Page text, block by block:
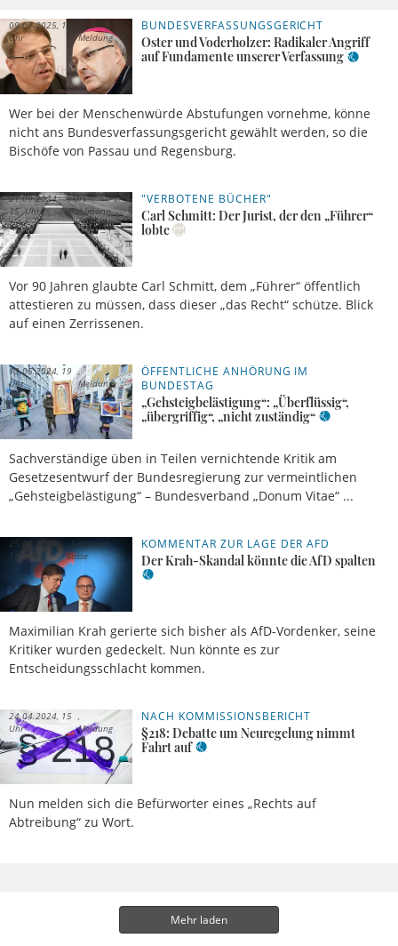
BUNDESVERFASSUNGSGERICHT
Oster und Voderholzer: Radikaler Angriff
auf Fundamente unserer Verfassung
Wer bei der Menschenwürde Abstufungen vornehme, könne
nicht ans Bundesverfassungsgericht gewählt werden, so die
Bischöfe von Passau und Regensburg.
09.07.2025, 16
Uhr
Meldung
"VERBOTENE BÜCHER"
Carl Schmitt: Der Jurist, der den „Führer“
lobte
Vor 90 Jahren glaubte Carl Schmitt, dem „Führer“ öffentlich
attestieren zu müssen, dass dieser „das Recht“ schütze. Blick
auf einen Zerrissenen.
21.09.2024,
15 Uhr
Urs
Buhlmann
ÖFFENTLICHE ANHÖRUNG IM
BUNDESTAG
„Gehsteigbelästigung“: „Überflüssig“,
„übergriffig“, „nicht zuständig“
Sachverständige üben in Teilen vernichtende Kritik am
Gesetzesentwurf der Bundesregierung zur vermeintlichen
„Gehsteigbelästigung“ – Bundesverband „Donum Vitae“ ...
13.05.2024, 19
Uhr
Meldung
KOMMENTAR ZUR LAGE DER AFD
Der Krah-Skandal könnte die AfD spalten
Maximilian Krah gerierte sich bisher als AfD-Vordenker, seine
Kritiker wurden gedeckelt. Nun könnte es zur
Entscheidungsschlacht kommen.
25.04.2024,
18 Uhr
Sebastian
Sasse
NACH KOMMISSIONSBERICHT
§218: Debatte um Neuregelung nimmt
Fahrt auf
Nun melden sich die Befürworter eines „Rechts auf
Abtreibung“ zu Wort.
24.04.2024, 15
Uhr
Meldung
Mehr laden